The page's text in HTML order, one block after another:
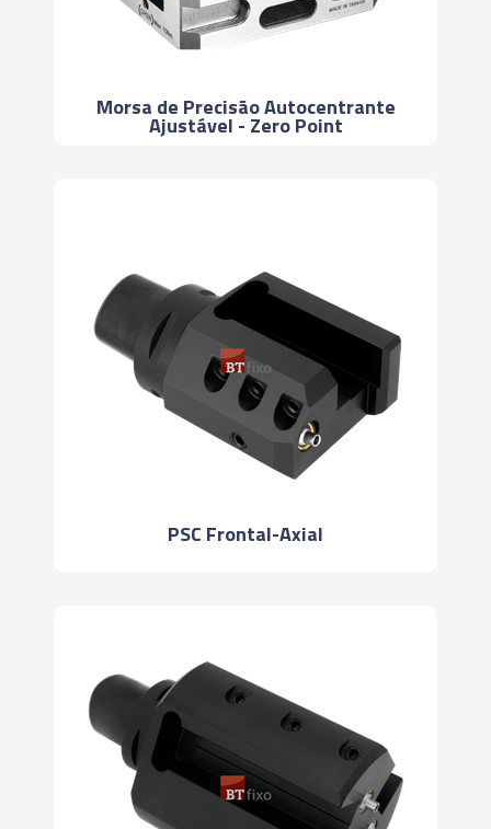
Morsa de Precisão Autocentrante
Ajustável - Zero Point
PSC Frontal-Axial